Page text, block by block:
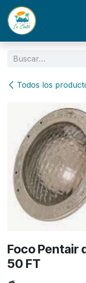
Ir al contenido
Todos los
Foco Pentair
50 FT